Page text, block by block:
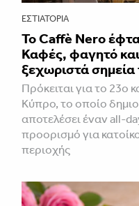
ΕΣΤΙΑΤΌΡΙΑ
Το Caffè Nero
Καφές, φαγητό
ξεχωριστά
Πρόκειται για το 23ο
Κύπρο, το οποίο
αποτελέσει έναν all-
προορισμό για
περιοχής